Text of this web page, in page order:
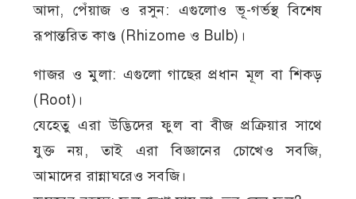
আদা, পেঁয়াজ ও রসুন: এগুলোও ভূ-গর্ভস্থ বিশেষ
রূপান্তরিত কাণ্ড (Rhizome ও Bulb)।
গাজর ও মুলা: এগুলো গাছের প্রধান মূল বা শিকড়
(Root)।
যেহেতু এরা উদ্ভিদের ফুল বা বীজ প্রক্রিয়ার সাথে
যুক্ত নয়, তাই এরা বিজ্ঞানের চোখেও সবজি,
আমাদের রান্নাঘরেও সবজি।